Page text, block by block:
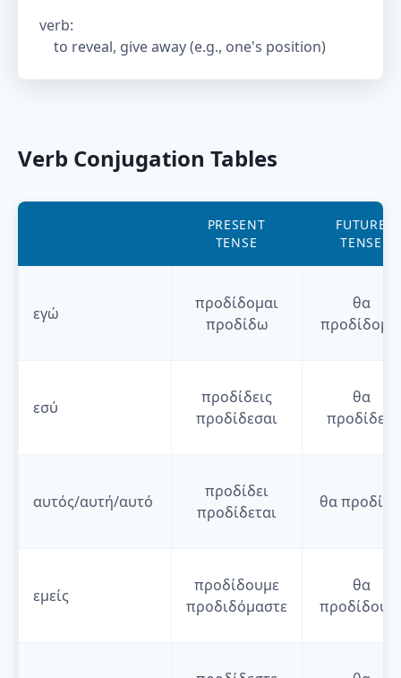
verb:
to reveal, give away (e.g., one's position)
Verb Conjugation Tables
PRESENT
TENSE
FUTURE
TENSE
εγώ
προδίδομαι
προδίδω
θα
εσύ
προδίδεις
προδίδεσαι
θα
προδίδεις
αυτός/αυτή/αυτό
προδίδει
προδίδεται
θα
εμείς
προδίδουμε
προδιδόμαστε
θα